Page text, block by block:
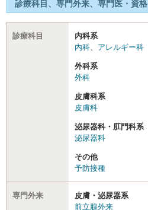
診療科目、専門外来、専門医・資格
診療科目
内科系
内科、 アレルギー科
外科系
外科
皮膚科系
皮膚科
泌尿器科・肛門科系
泌尿器科
その他
予防接種
専門外来
皮膚・泌尿器系
前立腺外来